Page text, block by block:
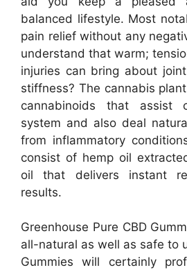
balanced lifestyle. Most
pain relief without any
understand that warm;
injuries can bring about
stiffness? The cannabis
cannabinoids that assist
system and also deal
from inflammatory
consist of hemp oil
oil that delivers instant
results.
Greenhouse Pure CBD
all-natural as well as safe to
Gummies will certainly